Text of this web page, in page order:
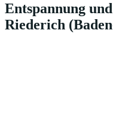
Entspannung
Riederich